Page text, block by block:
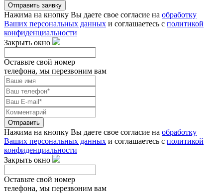
Отправить заявку
Нажима на кнопку Вы даете свое согласие на обработку
Ваших персональных данных и соглашаетесь с политикой
конфиденциальности
Закрыть окно
Оставьте свой номер
телефона, мы перезвоним вам
Отправить
Нажима на кнопку Вы даете свое согласие на обработку
Ваших персональных данных и соглашаетесь с политикой
конфиденциальности
Закрыть окно
Оставьте свой номер
телефона, мы перезвоним вам